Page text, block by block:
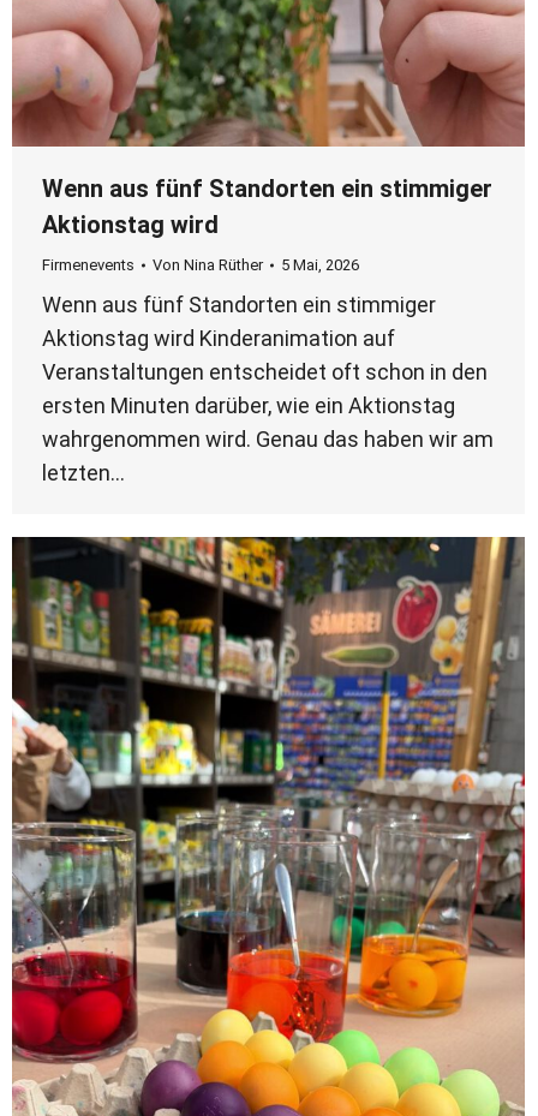
Wenn aus fünf Standorten ein stimmiger
Aktionstag wird
Firmenevents Von Nina Rüther 5 Mai, 2026
Wenn aus fünf Standorten ein stimmiger
Aktionstag wird Kinderanimation auf
Veranstaltungen entscheidet oft schon in den
ersten Minuten darüber, wie ein Aktionstag
wahrgenommen wird. Genau das haben wir am
letzten…